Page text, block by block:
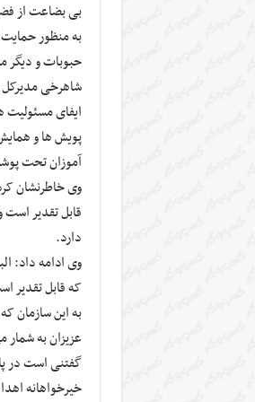
حبوبات و دیگر
شاهرخی مدیرکل
ایفای
پویش ها و
آموزان تحت
وی خاطرنشان
قابل تقدیر
دارد.
وی ادامه داد:
به این سازمان
عزیزان به شمار
گفتنی است در
خیرخواهانه